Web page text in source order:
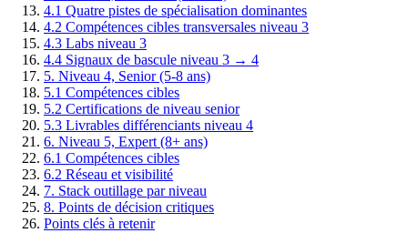
4.1 Quatre pistes de spécialisation dominantes
4.2 Compétences cibles transversales niveau 3
4.3 Labs niveau 3
4.4 Signaux de bascule niveau 3 → 4
5. Niveau 4, Senior (5-8 ans)
5.1 Compétences cibles
5.2 Certifications de niveau senior
5.3 Livrables différenciants niveau 4
6. Niveau 5, Expert (8+ ans)
6.1 Compétences cibles
6.2 Réseau et visibilité
7. Stack outillage par niveau
8. Points de décision critiques
Points clés à retenir